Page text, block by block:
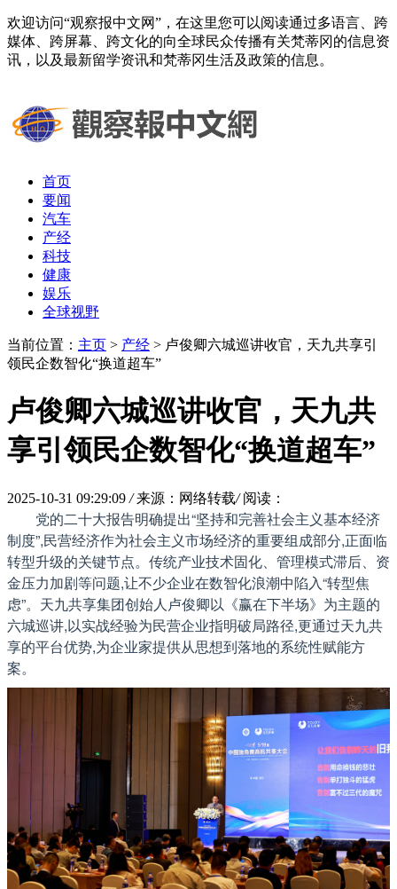
欢迎访问“观察报中文网”，在这里您可以阅读通过多语言、跨
媒体、跨屏幕、跨文化的向全球民众传播有关梵蒂冈的信息资
讯，以及最新留学资讯和梵蒂冈生活及政策的信息。
首页
要闻
汽车
产经
科技
健康
娱乐
全球视野
当前位置： 主页 > 产经 > 卢俊卿六城巡讲收官，天九共享引
领民企数智化“换道超车”
卢俊卿六城巡讲收官，天九共
享引领民企数智化“换道超车”
2025-10-31 09:29:09 / 来源：网络转载/ 阅读：
党的二十大报告明确提出“坚持和完善社会主义基本经济
制度”,民营经济作为社会主义市场经济的重要组成部分,正面临
转型升级的关键节点。传统产业技术固化、管理模式滞后、资
金压力加剧等问题,让不少企业在数智化浪潮中陷入“转型焦
虑”。天九共享集团创始人卢俊卿以《赢在下半场》为主题的
六城巡讲,以实战经验为民营企业指明破局路径,更通过天九共
享的平台优势,为企业家提供从思想到落地的系统性赋能方
案。